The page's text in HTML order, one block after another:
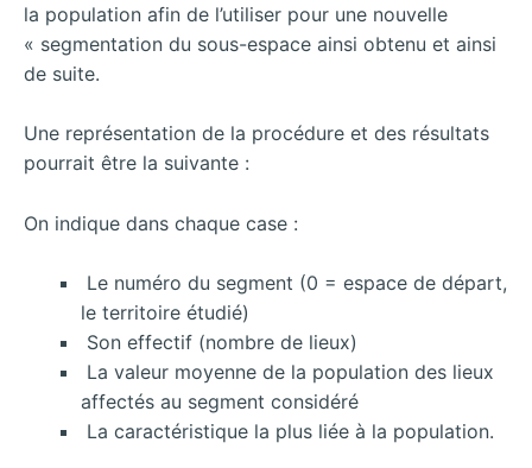
la population afin de l’utiliser pour une nouvelle
« segmentation du sous-espace ainsi obtenu et ainsi
de suite.
Une représentation de la procédure et des résultats
pourrait être la suivante :
On indique dans chaque case :
Le numéro du segment (0 = espace de départ,
le territoire étudié)
Son effectif (nombre de lieux)
La valeur moyenne de la population des lieux
affectés au segment considéré
La caractéristique la plus liée à la population.